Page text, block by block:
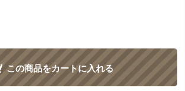
この商品をカートに入れる